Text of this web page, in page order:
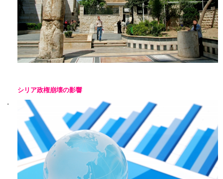
シリア政権崩壊の影響